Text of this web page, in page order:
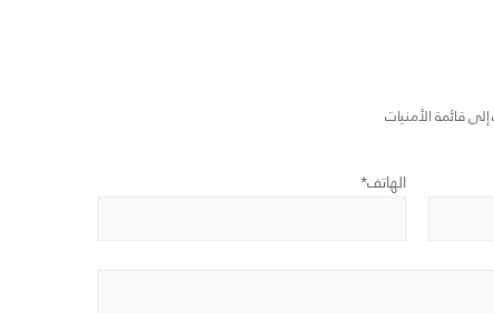
قائمة الأمنيات
الهاتف*